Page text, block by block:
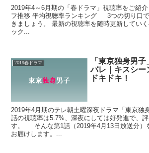
2019年4～6月期の「春ドラマ」視聴率をご紹
フ推移 平均視聴率ランキング 3つの切り口
きましょう。 最新の視聴率を随時更新してい
ック...
2019春ドラマ
「東京独身男
バレ｜キスシー
ドキドキ！
2019年4月期のテレ朝土曜深夜ドラマ「東京独
話の視聴率は5.7%、深夜にしては好発進で、
す。 そんな第1話（2019年4月13日放送分）
お届けします。...